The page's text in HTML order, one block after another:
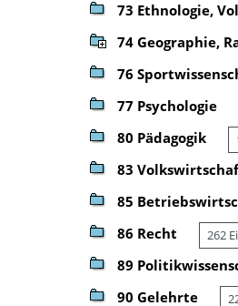
73 Ethnologie,
74 Geographie,
76
77 Psychologie
80 Pädagogik
83
85
86 Recht 262
89
90 Gelehrte